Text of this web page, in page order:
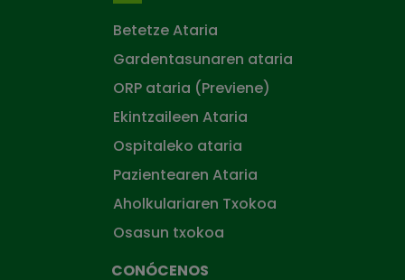
Betetze Ataria
Gardentasunaren ataria
ORP ataria (Previene)
Ekintzaileen Ataria
Ospitaleko ataria
Pazientearen Ataria
Aholkulariaren Txokoa
Osasun txokoa
CONÓCENOS